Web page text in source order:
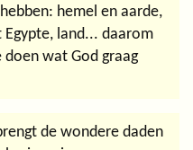
hemel en aarde,
Egypte, land... daarom
doen wat God graag
de wondere daden